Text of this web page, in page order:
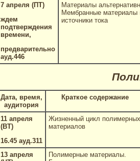
7 апреля (ПТ)
ждем
подтверждения
времени,
предварительно
ауд.446
Материалы
Мембранные материалы
источники тока
Дата, время,
аудитория
Краткое содержание
11 апреля
(ВТ)
16.45 ауд.311
Жизненный цикл полимерных
материалов
13 апреля
Полимерные материалы.